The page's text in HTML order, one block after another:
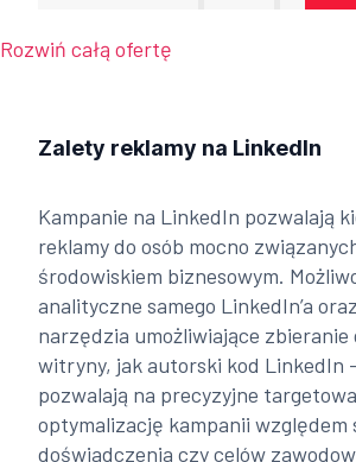
Rozwiń całą ofertę
Zalety reklamy na LinkedIn
Kampanie na LinkedIn pozwalają
reklamy do osób mocno
środowiskiem biznesowym.
analityczne samego LinkedIn’a
narzędzia umożliwiające zbieranie
witryny, jak autorski kod LinkedIn
pozwalają na precyzyjne
optymalizację kampanii względem
doświadczenia czy celów